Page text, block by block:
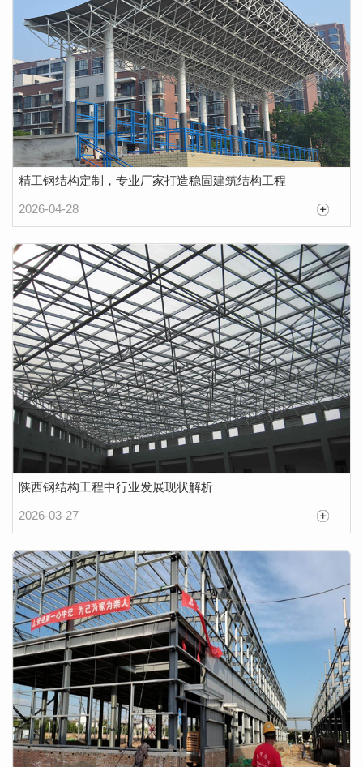
精工钢结构定制，专业厂家打造稳固建筑结构工程
2026-04-28
陕西钢结构工程中行业发展现状解析
2026-03-27